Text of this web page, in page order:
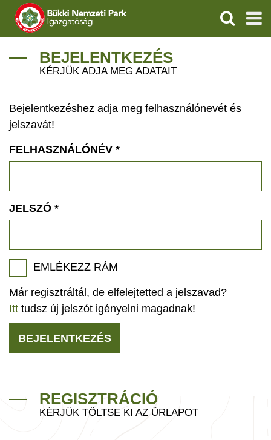
IGAZGATÓSÁG
VÍZVÉDELEM
ÖKOTURIZMUS
GEOPARKOK
KERESÉS
BEJELENTKEZÉS
KÉRJÜK ADJA MEG ADATAIT
Bejelentkezéshez adja meg felhasználónevét és
jelszavát!
FELHASZNÁLÓNÉV *
JELSZÓ *
EMLÉKEZZ RÁM
Már regisztráltál, de elfelejtetted a jelszavad?
Itt tudsz új jelszót igényelni magadnak!
BEJELENTKEZÉS
REGISZTRÁCIÓ
KÉRJÜK TÖLTSE KI AZ ŰRLAPOT